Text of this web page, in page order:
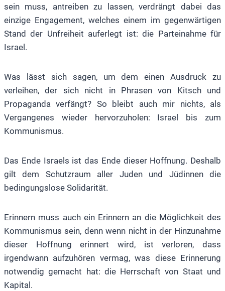
sein muss, antreiben zu lassen, verdrängt dabei das
einzige Engagement, welches einem im gegenwärtigen
Stand der Unfreiheit auferlegt ist: die Parteinahme für
Israel.
Was lässt sich sagen, um dem einen Ausdruck zu
verleihen, der sich nicht in Phrasen von Kitsch und
Propaganda verfängt? So bleibt auch mir nichts, als
Vergangenes wieder hervorzuholen: Israel bis zum
Kommunismus.
Das Ende Israels ist das Ende dieser Hoffnung. Deshalb
gilt dem Schutzraum aller Juden und Jüdinnen die
bedingungslose Solidarität.
Erinnern muss auch ein Erinnern an die Möglichkeit des
Kommunismus sein, denn wenn nicht in der Hinzunahme
dieser Hoffnung erinnert wird, ist verloren, dass
irgendwann aufzuhören vermag, was diese Erinnerung
notwendig gemacht hat: die Herrschaft von Staat und
Kapital.